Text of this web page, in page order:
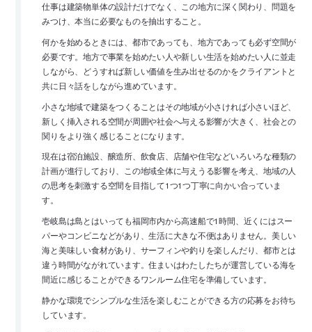
仕事は建築物単体の設計だけでなく、この地方に深く関わり、問題を
みつけ、本当に必要なものを抽出すること。
何かを始めるときには、都市であっても、地方であっても必ず空間が
必要です。地方で事業を始めたい人や新しい生活を始めたい人に並走
しながら、どうすれば新しい価値を生み出せるのかをクライアントと
共に日々話をしながら進めています。
小さな地域で建築をつくることはその地域が小さければ小さいほど、
新しく挿入される空間が周囲や社会へ与える影響が大きく、社会との
関りをより強く感じることになります。
現在は宿泊施設、醸造所、飲食店、店舗や住宅などいろいろな種類の
計画が進行しており、この地域全体に与えうる影響を考え、地域の人
の思考を刺激する空間を目指して1つ1つ丁寧に向かい合っていま
す。
壱岐島は島とはいっても福岡市内から高速船で1時間、近くにはスー
パーやコンビニなどがあり、生活に大きな不便はありません。美しい
海と美味しい食材があり、サーフィンや釣りを楽しんだり、都市とは
違う時間がながれています。住まいはわたしたちが運営している海を
間近に感じることができるワンルーム住宅を準備しています。
静かな環境でシンプルな生活を楽しむことができる方の応募をお待ち
しています。